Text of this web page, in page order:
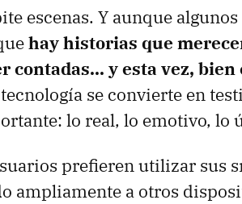
escenas. Y aunque
hay historias que
contadas... y esta vez, bien
se convierte en
lo real, lo emotivo, lo
prefieren utilizar sus
ampliamente a otros